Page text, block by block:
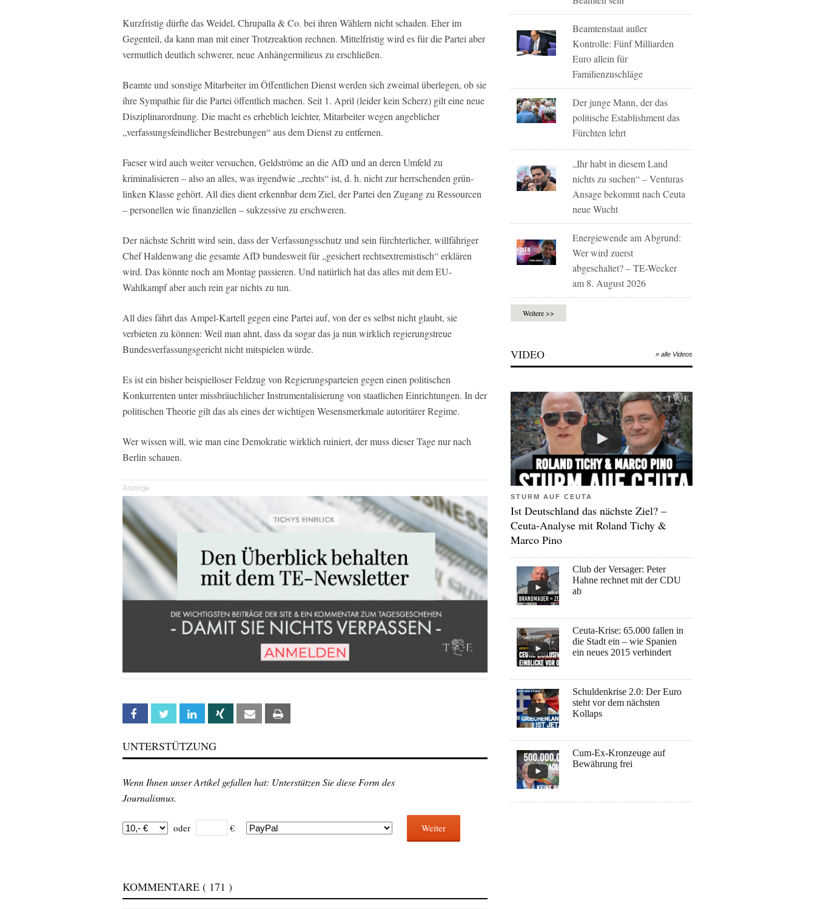
Kurzfristig dürfte das Weidel, Chrupalla & Co. bei ihren Wählern nicht schaden. Eher im
Gegenteil, da kann man mit einer Trotzreaktion rechnen. Mittelfristig wird es für die Partei aber
vermutlich deutlich schwerer, neue Anhängermilieus zu erschließen.
Beamte und sonstige Mitarbeiter im Öffentlichen Dienst werden sich zweimal überlegen, ob sie
ihre Sympathie für die Partei öffentlich machen. Seit 1. April (leider kein Scherz) gilt eine neue
Disziplinarordnung. Die macht es erheblich leichter, Mitarbeiter wegen angeblicher
„verfassungsfeindlicher Bestrebungen“ aus dem Dienst zu entfernen.
Faeser wird auch weiter versuchen, Geldströme an die AfD und an deren Umfeld zu
kriminalisieren – also an alles, was irgendwie „rechts“ ist, d. h. nicht zur herrschenden grün-
linken Klasse gehört. All dies dient erkennbar dem Ziel, der Partei den Zugang zu Ressourcen
– personellen wie finanziellen – sukzessive zu erschweren.
Der nächste Schritt wird sein, dass der Verfassungsschutz und sein fürchterlicher, willfähriger
Chef Haldenwang die gesamte AfD bundesweit für „gesichert rechtsextremistisch“ erklären
wird. Das könnte noch am Montag passieren. Und natürlich hat das alles mit dem EU-
Wahlkampf aber auch rein gar nichts zu tun.
All dies fährt das Ampel-Kartell gegen eine Partei auf, von der es selbst nicht glaubt, sie
verbieten zu können: Weil man ahnt, dass da sogar das ja nun wirklich regierungstreue
Bundesverfassungsgericht nicht mitspielen würde.
Es ist ein bisher beispielloser Feldzug von Regierungsparteien gegen einen politischen
Konkurrenten unter missbräuchlicher Instrumentalisierung von staatlichen Einrichtungen. In der
politischen Theorie gilt das als eines der wichtigen Wesensmerkmale autoritärer Regime.
Wer wissen will, wie man eine Demokratie wirklich ruiniert, der muss dieser Tage nur nach
Berlin schauen.
Anzeige
Facebook Twitter Linkedin Xing Email
UNTERSTÜTZUNG
Wenn Ihnen unser Artikel gefallen hat: Unterstützen Sie diese Form des
Journalismus.
oder € Weiter
KOMMENTARE ( 171 )
Beamtenstaat außer
Kontrolle: Fünf Milliarden
Euro allein für
Familienzuschläge
Der junge Mann, der das
politische Establishment das
Fürchten lehrt
„Ihr habt in diesem Land
nichts zu suchen“ – Venturas
Ansage bekommt nach Ceuta
neue Wucht
Energiewende am Abgrund:
Wer wird zuerst
abgeschaltet? – TE-Wecker
am 8. August 2026
Weitere >>
VIDEO » alle Videos
STURM AUF CEUTA
Ist Deutschland das nächste Ziel? –
Ceuta-Analyse mit Roland Tichy &
Marco Pino
Club der Versager: Peter
Hahne rechnet mit der CDU
ab
Ceuta-Krise: 65.000 fallen in
die Stadt ein – wie Spanien
ein neues 2015 verhindert
Schuldenkrise 2.0: Der Euro
steht vor dem nächsten
Kollaps
Cum-Ex-Kronzeuge auf
Bewährung frei